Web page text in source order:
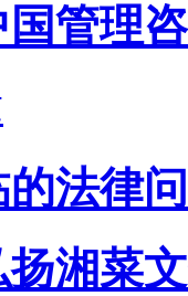
管理
法律
湘菜